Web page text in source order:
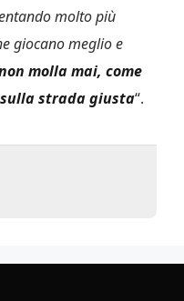
molto più
giocano meglio e
molla mai, come
strada giusta“.